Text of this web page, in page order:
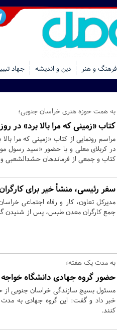
فرهنگ و هنر دین و اندیشه جهاد
به همت حوزه هنری خراسان جنوبی؛
کتاب «زمینی که مرا بالا برد» در
مراسم رونمایی از کتاب «زمینی که مرا
در کربلای معلی و با حضور «سید رسول
کتاب و جمعی از فرماندهان حشدالشعبی و
سفر رئیسی، منشأ خیر برای
مدیرکل تعاون، کار و رفاه اجتماعی
جمع کارگران معدن طبس، پس از شنیدن
به مدت یک هفته؛
حضور گروه جهادی دانشگاه
مسئول بسیج سازندگی خراسان جنوبی از
خبر داد و گفت: این گروه جهادی به
کنند.